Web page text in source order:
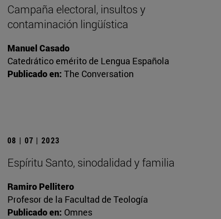
Campaña electoral, insultos y
contaminación lingüística
Manuel Casado
Catedrático emérito de Lengua Española
Publicado en: The Conversation
08 | 07 | 2023
Espíritu Santo, sinodalidad y familia
Ramiro Pellitero
Profesor de la Facultad de Teología
Publicado en: Omnes